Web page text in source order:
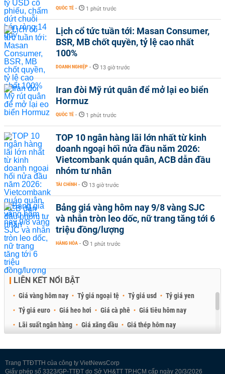
QUỐC TẾ - 1 phút trước
Lịch cổ tức tuần tới: Masan Consumer,
BSR, MB chốt quyền, tỷ lệ cao nhất
100%
DOANH NGHIỆP - 13 giờ trước
Iran đòi Mỹ rút quân để mở lại eo biển
Hormuz
QUỐC TẾ - 1 phút trước
TOP 10 ngân hàng lãi lớn nhất từ kinh
doanh ngoại hối nửa đầu năm 2026:
Vietcombank quán quân, ACB dẫn đầu
nhóm tư nhân
TÀI CHÍNH - 13 giờ trước
Bảng giá vàng hôm nay 9/8 vàng SJC
và nhẫn tròn leo dốc, nữ trang tăng tới 6
triệu đồng/lượng
HÀNG HÓA - 1 phút trước
LIÊN KẾT NỔI BẬT
Giá vàng hôm nay Tỷ giá ngoại tệ Tỷ giá usd
Tỷ giá yen
Tỷ giá euro
Giá heo hơi Giá cà phê
Giá tiêu hôm nay
Lãi suất ngân hàng
Giá xăng dầu
Giá thép hôm nay
Trang TTĐTTH của công ty VietNewsCorp
Giấy phép số 3323/GP-TTĐT do Sở VH&TT TP.HCM cấp ngày 20/3/2026